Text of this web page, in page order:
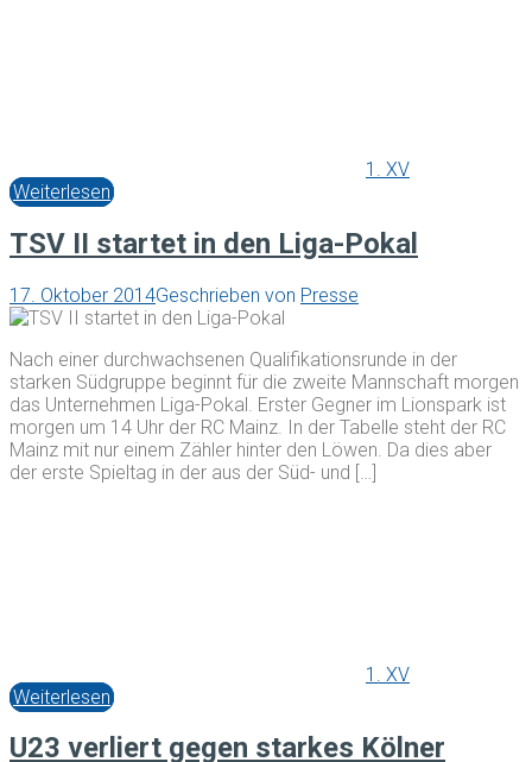
1. XV
Weiterlesen
TSV II startet in den Liga-Pokal
17. Oktober 2014Geschrieben von Presse
Nach einer durchwachsenen Qualifikationsrunde in der
starken Südgruppe beginnt für die zweite Mannschaft morgen
das Unternehmen Liga-Pokal. Erster Gegner im Lionspark ist
morgen um 14 Uhr der RC Mainz. In der Tabelle steht der RC
Mainz mit nur einem Zähler hinter den Löwen. Da dies aber
der erste Spieltag in der aus der Süd- und […]
1. XV
Weiterlesen
U23 verliert gegen starkes Kölner